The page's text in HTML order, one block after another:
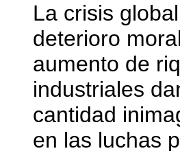
La crisis
deterioro
aumento de
industriales
cantidad
en las luchas